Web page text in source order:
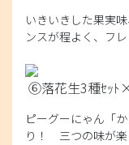
いきいきした果実
ンスが程よく、フ
⑥落花生3種ｾｯﾄ
ピーグーにゃん「
り！ 三つの味が楽